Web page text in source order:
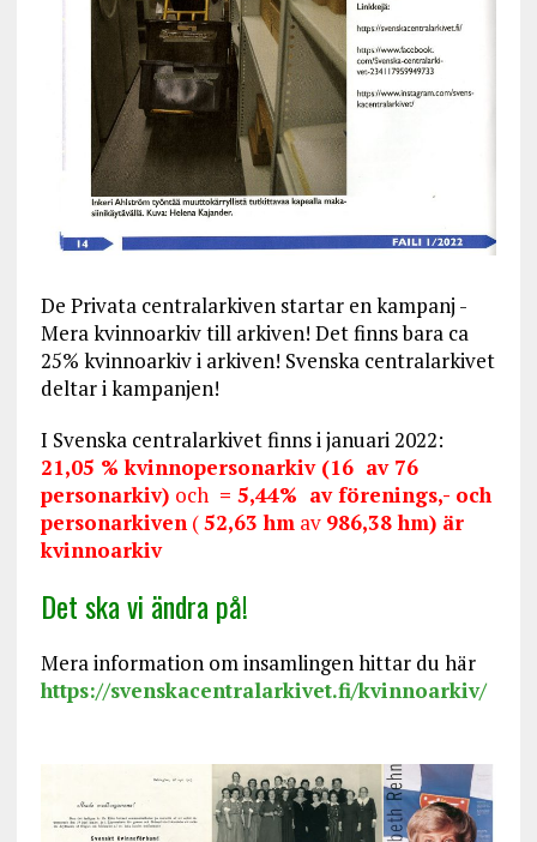
De Privata centralarkiven startar en kampanj -
Mera kvinnoarkiv till arkiven! Det finns bara ca
25% kvinnoarkiv i arkiven! Svenska centralarkivet
deltar i kampanjen!
I Svenska centralarkivet finns i januari 2022:
21,05 % kvinnopersonarkiv (16 av 76
personarkiv) och = 5,44% av förenings,- och
personarkiven(52,63 hmav 986,38 hm) är
kvinnoarkiv
Det ska vi ändra på!
Mera information om insamlingen hittar du här
https://svenskacentralarkivet.fi/kvinnoarkiv/